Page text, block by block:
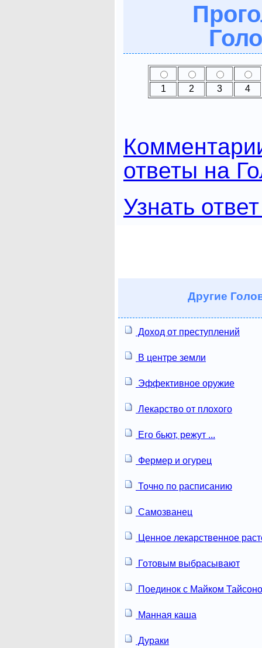
1 2 3 4
ответы на
Узнать
Другие
Доход от преступлений
В центре земли
Эффективное оружие
Лекарство от плохого
Его бьют, режут ...
Фермер и огурец
Точно по расписанию
Самозванец
Ценное лекарственное
Готовым выбрасывают
Поединок с Майком
Манная каша
Дураки